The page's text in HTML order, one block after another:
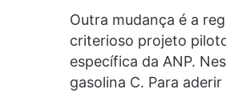
Outra mudança é a
criterioso projeto
específica da ANP.
gasolina C. Para